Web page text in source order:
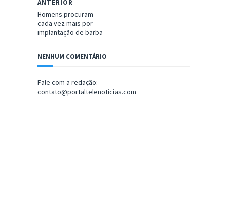
ANTERIOR
Homens procuram
cada vez mais por
implantação de barba
NENHUM COMENTÁRIO
Fale com a redação:
contato@portaltelenoticias.com